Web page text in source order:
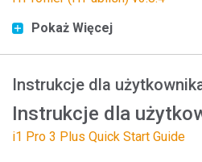
Pokaż Więcej
Instrukcje dla
Instrukcje dla
i1 Pro 3 Plus Quick Start Guide